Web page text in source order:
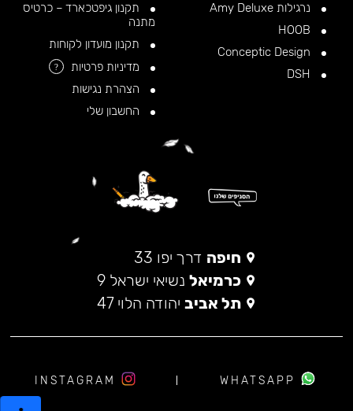
נרגילות Amy Deluxe
תקנון גיפטכארד – כרטיס
מתנה
תקנון מועדון לקוחות
מדיניות פרטיות
?
הצהרת נגישות
החשבון שלי
חיפה דרך יפו 33
כרמיאל נשיאי ישראל 9
תל אביב יהודה הלוי 47
WHATSAPP
INSTAGRAM